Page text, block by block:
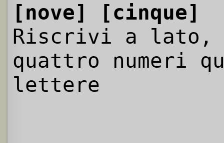
[nove]
[cinque]
Riscrivi a
quattro numeri
lettere